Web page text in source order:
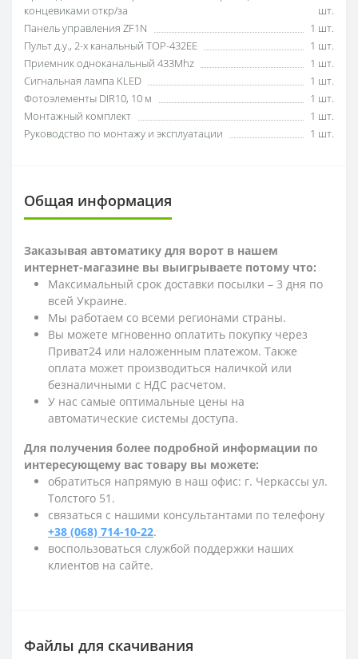
концевиками откр/за
шт.
Панель управления ZF1N
1 шт.
Пульт д.у., 2-х канальный TOP-432EE
1 шт.
Приемник одноканальный 433Mhz
1 шт.
Сигнальная лампа KLED
1 шт.
Фотоэлементы DIR10, 10 м
1 шт.
Монтажный комплект
1 шт.
Руководство по монтажу и эксплуатации
1 шт.
Общая информация
Заказывая автоматику для ворот в нашем
интернет-магазине вы выигрываете потому что:
Максимальный срок доставки посылки – 3 дня по
всей Украине.
Мы работаем со всеми регионами страны.
Вы можете мгновенно оплатить покупку через
Приват24 или наложенным платежом. Также
оплата может производиться наличкой или
безналичными с НДС расчетом.
У нас самые оптимальные цены на
автоматические системы доступа.
Для получения более подробной информации по
интересующему вас товару вы можете:
обратиться напрямую в наш офис: г. Черкассы ул.
Толстого 51.
связаться с нашими консультантами по телефону
+38 (068) 714-10-22.
воспользоваться службой поддержки наших
клиентов на сайте.
Файлы для скачивания